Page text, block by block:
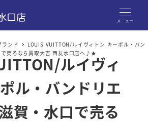
メニュー
ランド
LOUIS VUITTON/ルイヴィトン キーポル・バン
で売るなら買取大吉 西友水口店へ♪★
ルイヴィ
ル・バンドリエ
賀・水口で売る